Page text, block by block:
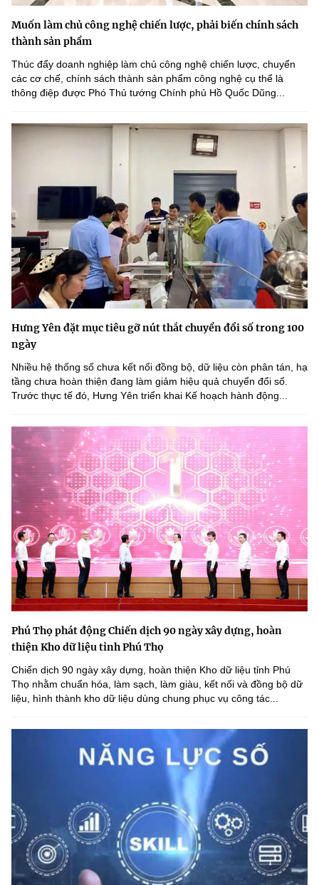
Muốn làm chủ công nghệ chiến lược, phải biến chính sách
thành sản phẩm
Thúc đẩy doanh nghiệp làm chủ công nghệ chiến lược, chuyển
các cơ chế, chính sách thành sản phẩm công nghệ cụ thể là
thông điệp được Phó Thủ tướng Chính phủ Hồ Quốc Dũng...
Hưng Yên đặt mục tiêu gỡ nút thắt chuyển đổi số trong 100
ngày
Nhiều hệ thống số chưa kết nối đồng bộ, dữ liệu còn phân tán, hạ
tầng chưa hoàn thiện đang làm giảm hiệu quả chuyển đổi số.
Trước thực tế đó, Hưng Yên triển khai Kế hoạch hành động...
Phú Thọ phát động Chiến dịch 90 ngày xây dựng, hoàn
thiện Kho dữ liệu tỉnh Phú Thọ
Chiến dịch 90 ngày xây dựng, hoàn thiện Kho dữ liệu tỉnh Phú
Thọ nhằm chuẩn hóa, làm sạch, làm giàu, kết nối và đồng bộ dữ
liệu, hình thành kho dữ liệu dùng chung phục vụ công tác...